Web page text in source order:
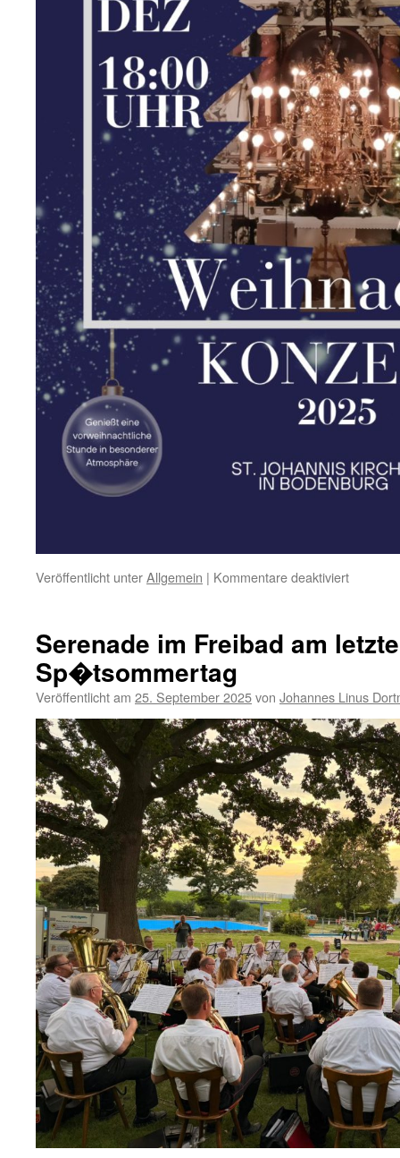
Veröffentlicht unterAllgemein | Kommentare deaktiviertfür
Serenade im Freibad am
Sp�tsommertag
Veröffentlicht am 25. September 2025von Johannes Linus